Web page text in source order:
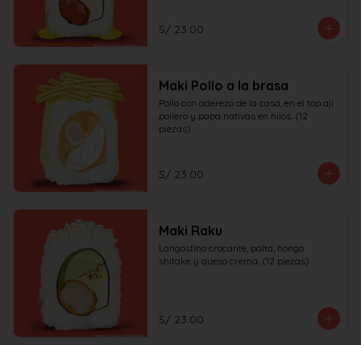
S/ 23.00
Maki Pollo a la brasa
Pollo con aderezo de la casa, en el top aji
pollero y papa nativas en hilos. (12
piezas)
S/ 23.00
Maki Raku
Langostino crocante, palta, hongo
shitake y queso crema. (12 piezas)
S/ 23.00